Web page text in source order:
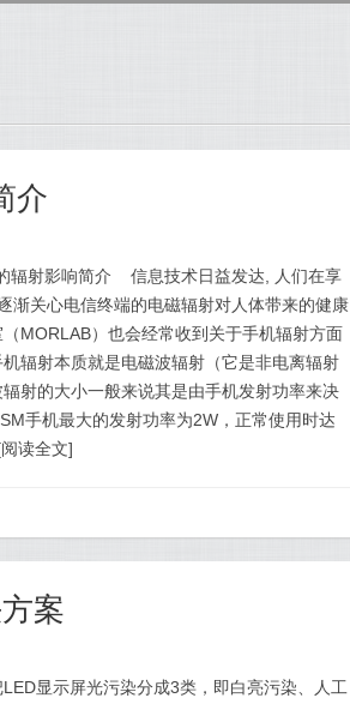
介
辐射影响简介 信息技术日益发达, 人们在享
渐关心电信终端的电磁辐射对人体带来的健康
MORLAB）也会经常收到关于手机辐射方面
辐射本质就是电磁波辐射（它是非电离辐射
射的大小一般来说其是由手机发射功率来决
手机最大的发射功率为2W，正常使用时达
阅读全文]
案
显示屏光污染分成3类，即白亮污染、人工